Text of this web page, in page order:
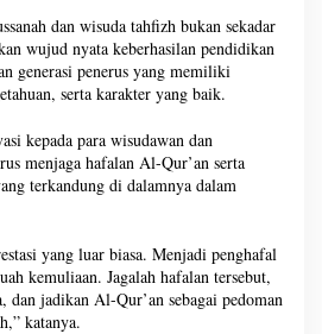
dan wisuda tahfizh bukan sekadar
wujud nyata keberhasilan pendidikan
generasi penerus yang memiliki
serta karakter yang baik.
kepada para wisudawan dan
menjaga hafalan Al-Qur’an serta
terkandung di dalamnya dalam
yang luar biasa. Menjadi penghafal
kemuliaan. Jagalah hafalan tersebut,
dan jadikan Al-Qur’an sebagai pedoman
katanya.